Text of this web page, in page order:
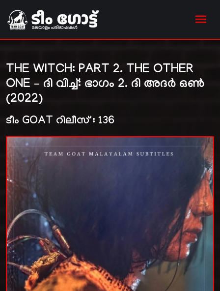
THE WITCH: PART 2. THE OTHER
ONE – ദി വിച്ച്: ഭാഗം 2. ദി അദർ ഒൺ
(2022)
ടീം GOAT റിലീസ് : 136